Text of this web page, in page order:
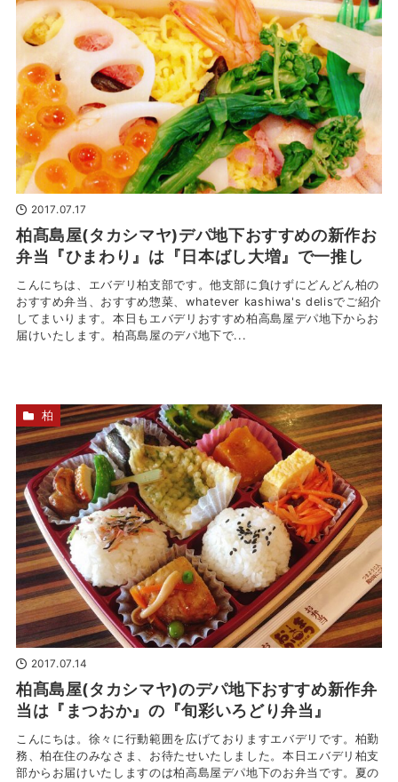
2017.07.17
柏髙島屋(タカシマヤ)デパ地下おすすめの新作お
弁当『ひまわり』は『日本ばし大増』で一推し
こんにちは、エバデリ柏支部です。他支部に負けずにどんどん柏の
おすすめ弁当、おすすめ惣菜、whatever kashiwa's delisでご紹介
してまいります。本日もエバデリおすすめ柏高島屋デパ地下からお
届けいたします。柏髙島屋のデパ地下で...
2017.07.14
柏髙島屋(タカシマヤ)のデパ地下おすすめ新作弁
当は『まつおか』の『旬彩いろどり弁当』
こんにちは。徐々に行動範囲を広げておりますエバデリです。柏勤
務、柏在住のみなさま、お待たせいたしました。本日エバデリ柏支
部からお届けいたしますのは柏高島屋デパ地下のお弁当です。夏の
柏